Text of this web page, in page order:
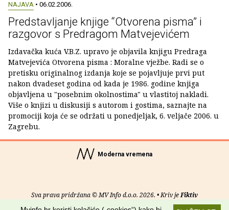
NAJAVA • 06.02.2006.
Predstavljanje knjige “Otvorena pisma” i
razgovor s Predragom Matvejevićem
Izdavačka kuća V.B.Z. upravo je objavila knjigu Predraga
Matvejevića Otvorena pisma : Moralne vježbe. Radi se o
pretisku originalnog izdanja koje se pojavljuje prvi put
nakon dvadeset godina od kada je 1986. godine knjiga
objavljena u "posebnim okolnostima" u vlastitoj nakladi.
Više o knjizi u diskusiji s autorom i gostima, saznajte na
promociji koja će se održati u ponedjeljak, 6. veljače 2006. u
Zagrebu.
Moderna vremena
Sva prava pridržana © MV Info d.o.o. 2026. • Kriv jeFiktiv